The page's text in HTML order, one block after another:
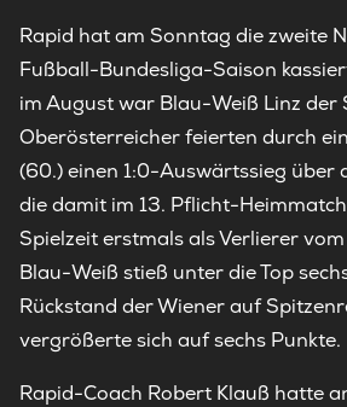
Rapid hat am Sonntag die zweite
Fußball-Bundesliga-Saison
im August war Blau-Weiß Linz der
Oberösterreicher feierten durch
(60.) einen 1:0-Auswärtssieg über
die damit im 13. Pflicht-
Spielzeit erstmals als Verlierer
Blau-Weiß stieß unter die Top
Rückstand der Wiener auf
vergrößerte sich auf sechs Punkte.
Rapid-Coach Robert Klauß hatte